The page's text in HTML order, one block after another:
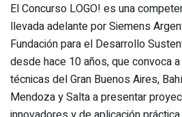
El Concurso LOGO! es una
llevada adelante por Siemens
Fundación para el Desarrollo
desde hace 10 años, que convoca
técnicas del Gran Buenos Aires,
Mendoza y Salta a presentar